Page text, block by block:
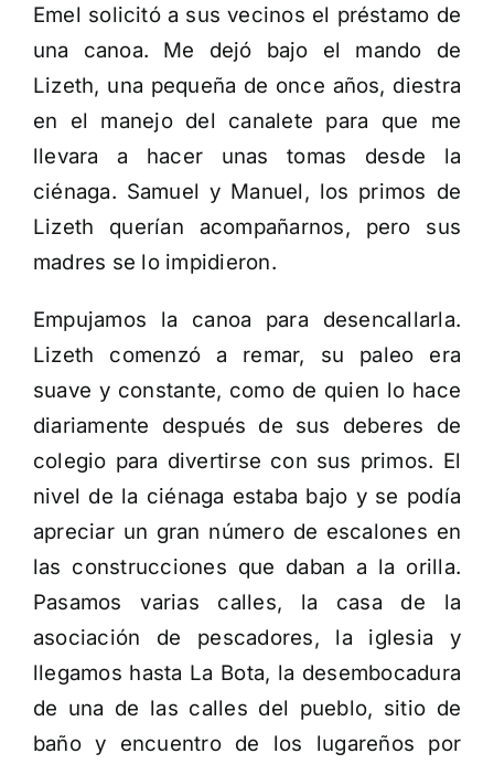
Emel solicitó a sus vecinos el préstamo de
una canoa. Me dejó bajo el mando de
Lizeth, una pequeña de once años, diestra
en el manejo del canalete para que me
llevara a hacer unas tomas desde la
ciénaga. Samuel y Manuel, los primos de
Lizeth querían acompañarnos, pero sus
madres se lo impidieron.
Empujamos la canoa para desencallarla.
Lizeth comenzó a remar, su paleo era
suave y constante, como de quien lo hace
diariamente después de sus deberes de
colegio para divertirse con sus primos. El
nivel de la ciénaga estaba bajo y se podía
apreciar un gran número de escalones en
las construcciones que daban a la orilla.
Pasamos varias calles, la casa de la
asociación de pescadores, la iglesia y
llegamos hasta La Bota, la desembocadura
de una de las calles del pueblo, sitio de
baño y encuentro de los lugareños por